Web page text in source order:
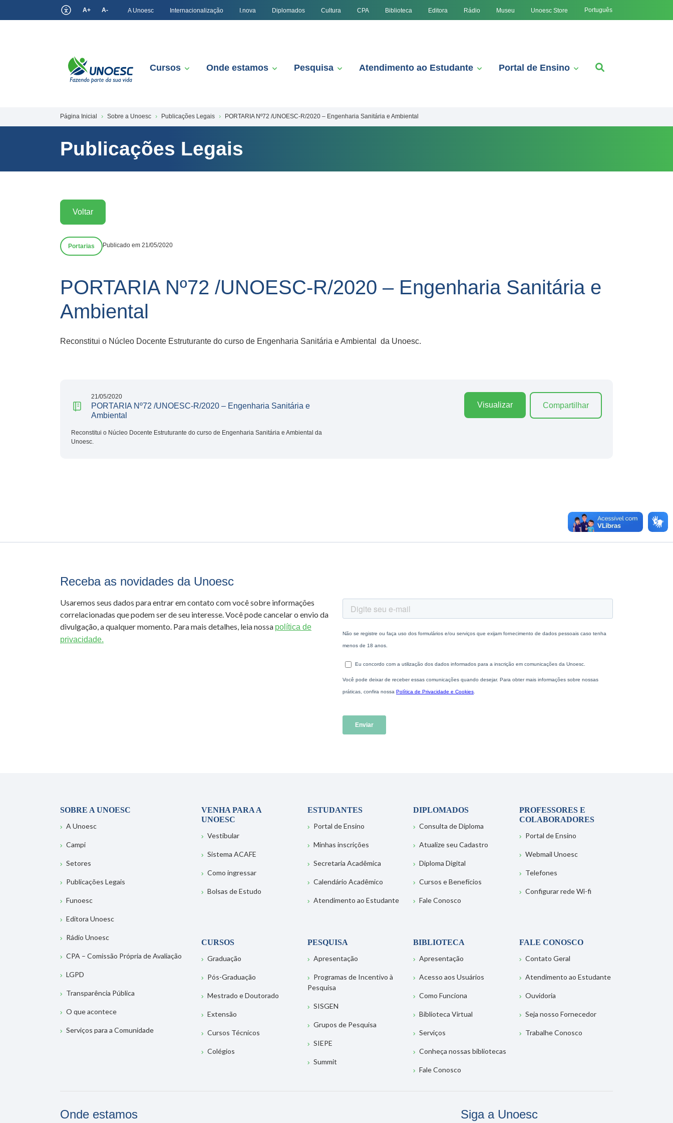
A+ A- A Unoesc Internacionalização I.nova Diplomados Cultura CPA Biblioteca Editora Rádio Museu Unoesc Store Português
Cursos Onde estamos Pesquisa Atendimento ao Estudante Portal de Ensino
Página Inicial Sobre a Unoesc Publicações Legais PORTARIA Nº72 /UNOESC-R/2020 – Engenharia Sanitária e Ambiental
Publicações Legais
Voltar
Portarias Publicado em 21/05/2020
PORTARIA Nº72 /UNOESC-R/2020 – Engenharia Sanitária e
Ambiental
Reconstitui o Núcleo Docente Estruturante do curso de Engenharia Sanitária e Ambiental da Unoesc.
21/05/2020
PORTARIA Nº72 /UNOESC-R/2020 – Engenharia Sanitária e
Ambiental
Reconstitui o Núcleo Docente Estruturante do curso de Engenharia Sanitária e Ambiental da
Unoesc.
Visualizar Compartilhar
Receba as novidades da Unoesc
Usaremos seus dados para entrar em contato com você sobre informações
correlacionadas que podem ser de seu interesse. Você pode cancelar o envio da
divulgação, a qualquer momento. Para mais detalhes, leia nossa política de
privacidade.
SOBRE A UNOESC
A Unoesc
Campi
Setores
Publicações Legais
Funoesc
Editora Unoesc
Rádio Unoesc
CPA – Comissão Própria de Avaliação
LGPD
Transparência Pública
O que acontece
Serviços para a Comunidade
VENHA PARA A
UNOESC
Vestibular
Sistema ACAFE
Como ingressar
Bolsas de Estudo
ESTUDANTES
Portal de Ensino
Minhas inscrições
Secretaria Acadêmica
Calendário Acadêmico
Atendimento ao Estudante
DIPLOMADOS
Consulta de Diploma
Atualize seu Cadastro
Diploma Digital
Cursos e Benefícios
Fale Conosco
PROFESSORES E
COLABORADORES
Portal de Ensino
Webmail Unoesc
Telefones
Configurar rede Wi-fi
CURSOS
Graduação
Pós-Graduação
Mestrado e Doutorado
Extensão
Cursos Técnicos
Colégios
PESQUISA
Apresentação
Programas de Incentivo à
Pesquisa
SISGEN
Grupos de Pesquisa
SIEPE
Summit
BIBLIOTECA
Apresentação
Acesso aos Usuários
Como Funciona
Biblioteca Virtual
Serviços
Conheça nossas bibliotecas
Fale Conosco
FALE CONOSCO
Contato Geral
Atendimento ao Estudante
Ouvidoria
Seja nosso Fornecedor
Trabalhe Conosco
Onde estamos Siga a Unoesc